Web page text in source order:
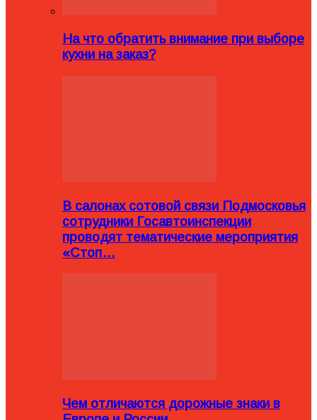
На что обратить внимание при выборе
кухни на заказ?
В салонах сотовой связи Подмосковья
сотрудники Госавтоинспекции
проводят тематические мероприятия
«Стоп…
Чем отличаются дорожные знаки в